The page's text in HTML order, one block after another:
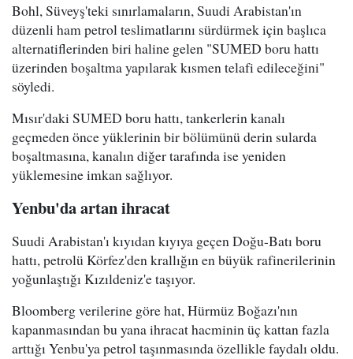
Bohl, Süveyş'teki sınırlamaların, Suudi Arabistan'ın
düzenli ham petrol teslimatlarını sürdürmek için başlıca
alternatiflerinden biri haline gelen "SUMED boru hattı
üzerinden boşaltma yapılarak kısmen telafi edileceğini"
söyledi.
Mısır'daki SUMED boru hattı, tankerlerin kanalı
geçmeden önce yüklerinin bir bölümünü derin sularda
boşaltmasına, kanalın diğer tarafında ise yeniden
yüklemesine imkan sağlıyor.
Yenbu'da artan ihracat
Suudi Arabistan'ı kıyıdan kıyıya geçen Doğu-Batı boru
hattı, petrolü Körfez'den krallığın en büyük rafinerilerinin
yoğunlaştığı Kızıldeniz'e taşıyor.
Bloomberg verilerine göre hat, Hürmüz Boğazı'nın
kapanmasından bu yana ihracat hacminin üç kattan fazla
arttığı Yenbu'ya petrol taşınmasında özellikle faydalı oldu.